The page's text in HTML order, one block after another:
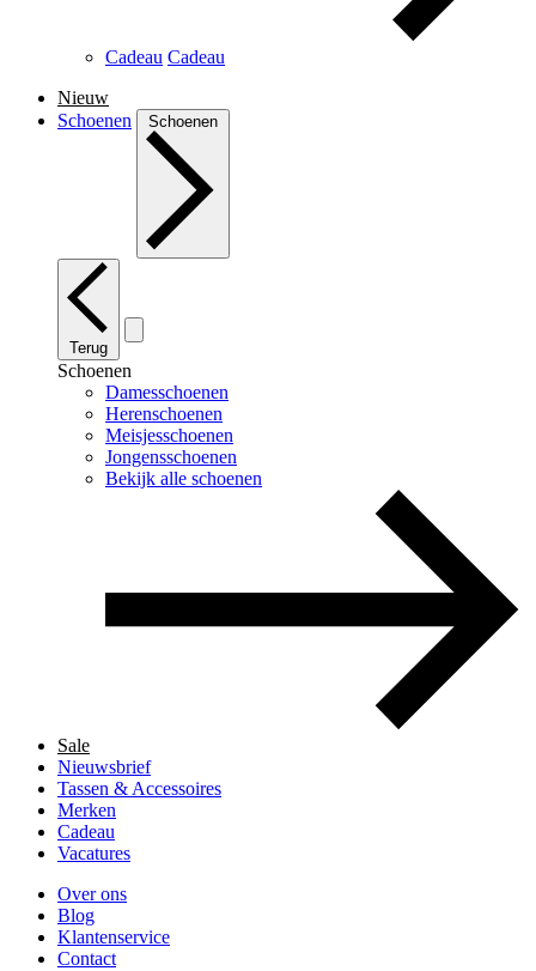
Cadeau Cadeau
Nieuw
Schoenen
Schoenen
Terug
Schoenen
Damesschoenen
Herenschoenen
Meisjesschoenen
Jongensschoenen
Bekijk alle schoenen
Sale
Nieuwsbrief
Tassen & Accessoires
Merken
Cadeau
Vacatures
Over ons
Blog
Klantenservice
Contact